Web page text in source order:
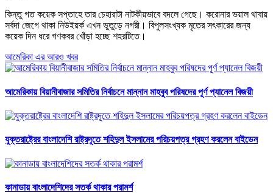
কিন্তু গত কয়েক সপ্তাহে তার চেহারাটা নাটকীয়ভাবে বদলে গেছে। করোনার ভয়াল থাবায়
সর্বদা জেগে থাকা নিউইয়র্ক এখন ভুতুড়ে নগরী। বিপুলসংখ্যক মৃতের সৎকারের জন্য
কয়েক দিন ধরে গণকবর খোঁড়া হচ্ছে শহরটিতে।
আমেরিকা এর আরও খবর
আমেরিকায় বিয়ানীবাজার সমিতির নির্বাচনে মান্নান মাহবুব পরিষদের পূর্ণ প্যানেল বিজয়ী
যুক্তরাষ্ট্রের বাংলাদেশি রাষ্ট্রদূতে শহিদুল ইসলামের পরিচয়পত্র গ্রহণ করলেন বাইডেন
কানাডায় বাংলাদেশিদের সতর্ক থাকার পরামর্শ